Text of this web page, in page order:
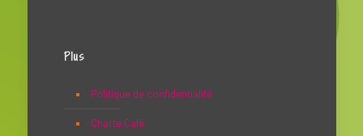
Plus
Politique de confidentialité
Charte Café